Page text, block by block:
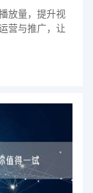
放量，提升视
营与推广，让